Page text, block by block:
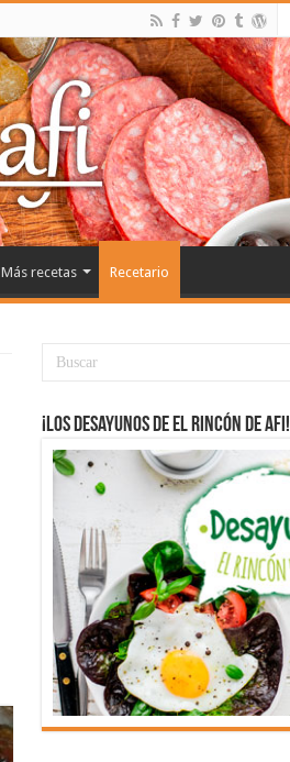
Más recetas Recetario
¡Los desayunos de El Rincón de Afi!